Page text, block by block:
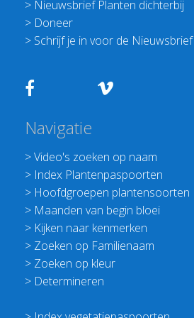
> Nieuwsbrief Planten dichterbij
> Doneer
> Schrijf je in voor de Nieuwsbrief
Navigatie
>Video's zoeken op naam
> Index Plantenpaspoorten
> Hoofdgroepen plantensoorten
> Maanden van begin bloei
> Kijken naar kenmerken
> Zoeken op Familienaam
> Zoeken op kleur
> Determineren